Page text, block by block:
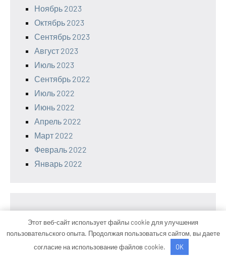
Ноябрь 2023
Октябрь 2023
Сентябрь 2023
Август 2023
Июль 2023
Сентябрь 2022
Июль 2022
Июнь 2022
Апрель 2022
Март 2022
Февраль 2022
Январь 2022
Categories
Этот веб-сайт использует файлы cookie для улучшения
пользовательского опыта. Продолжая пользоваться сайтом, вы даете
согласие на использование файлов cookie.
OK